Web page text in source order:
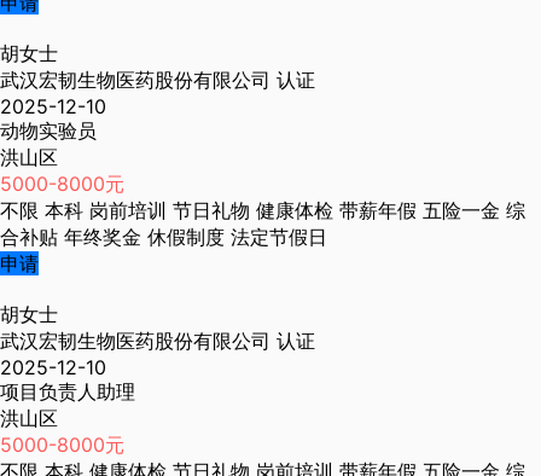
胡女士
武汉宏韧生物医药股份有限公司 认证
2025-12-10
动物实验员
洪山区
5000-8000元
不限 本科 岗前培训 节日礼物 健康体检 带薪年假 五险一金 综
合补贴 年终奖金 休假制度 法定节假日
申请
胡女士
武汉宏韧生物医药股份有限公司 认证
2025-12-10
项目负责人助理
洪山区
5000-8000元